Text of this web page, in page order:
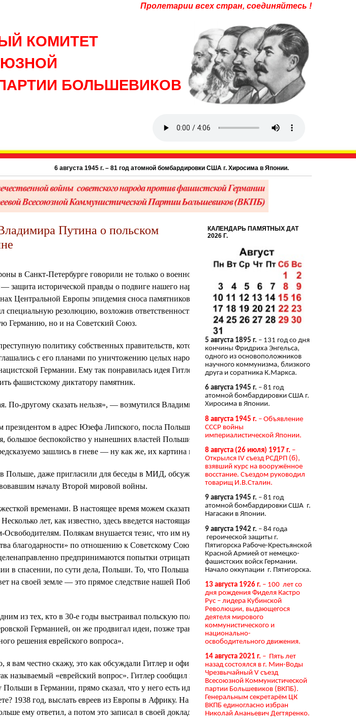
Пролетарии всех стран, соединяйтесь !
КОМИТЕТ
БОЛЬШЕВИКОВ
6 августа 1945 г. – 81 год атомной бомбардировки США г. Хиросима в Японии.
Путина о польском
в Санкт-Петербурге говорили не только о военной безопасности
защита исторической правды о подвиге нашего народа,
Центральной Европы эпидемия сноса памятников советским
специальную резолюцию, возложив ответственность за развязывание
Германию, но и на Советский Союз.
политику собственных правительств, которые подталкивали
с его планами по уничтожению целых народов. Один из таких
Германии. Ему так понравилась идея Гитлера выслать евреев
фашистскому диктатору памятник.
По-другому сказать нельзя», — возмутился Владимир Путин.
президентом в адрес Юзефа Липского, посла Польши в гитлеровской
большое беспокойство у нынешних властей Польши, а тамошние
зашлись в гневе — ну как же, их картина мира рушится!
Польше, даже пригласили для беседы в МИД, обсуждали различия в
началу Второй мировой войны.
жесткой временами. В настоящее время можем сказать, что наши позиции
лет, как известно, здесь введется настоящая война с
Полякам внушается тезис, что им нужно избавляться от
благодарности» по отношению к Советскому Союзу и Красной
предпринимаются попытки отрицать решающую роль
в спасении, по сути дела, Польши. То, что Польша сегодня
на своей земле — это прямое следствие нашей Победы», —
из тех, кто в 30-е годы выстраивал польскую политику в духе
Германией, он же продвигал идеи, позже трансформировавшиеся
решения еврейского вопроса».
я вам честно скажу, это как обсуждали Гитлер и официальные
называемый «еврейский вопрос». Гитлер сообщил и министру
в Германии, прямо сказал, что у него есть идея выслать евреев в
1938 год, выслать евреев из Европы в Африку. На вымирание, на
ему ответил, а потом это записал в своей докладной бумаге
КАЛЕНДАРЬ ПАМЯТНЫХ ДАТ
2026 Г.
5 августа 1895 г. – 131 год со дня
кончины Фридриха Энгельса,
одного из основоположников
научного коммунизма, близкого
друга и соратника К.Маркса.
6 августа 1945 г. – 81 год
атомной бомбардировки США г.
Хиросима в Японии.
8 августа 1945 г. – Объявление
СССР войны
империалистической Японии.
8 августа (26 июля) 1917 г. –
Открылся IV съезд РСДРП (б),
взявший курс на вооружённое
восстание. Съездом руководил
товарищ И.В.Сталин.
9 августа 1945 г. – 81 год
атомной бомбардировки США г.
Нагасаки в Японии.
9 августа 1942 г. – 84 года
героической защиты г.
Пятигорска Рабоче-Крестьянской
Красной Армией от немецко-
фашистских войск Германии.
Начало оккупации г. Пятигорска.
13 августа 1926 г. – 100 лет со
дня рождения Фиделя Кастро
Рус – лидера Кубинской
Революции, выдающегося
деятеля мирового
коммунистического и
национально-
освободительного движения.
14 августа 2021 г. – Пять лет
назад состоялся в г. Мин-Воды
Чрезвычайный V съезд
Всесоюзной Коммунистической
партии Большевиков (ВКПБ).
Генеральным секретарём ЦК
ВКПБ единогласно избран
Николай Ананьевич Дегтяренко.